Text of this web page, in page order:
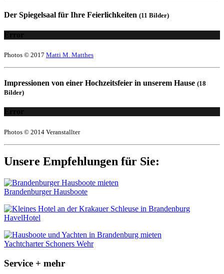
Der Spiegelsaal für Ihre Feierlichkeiten (11 Bilder)
Error
Photos © 2017 Matti M. Matthes
Impressionen von einer Hochzeitsfeier in unserem Hause (18
Bilder)
Error
Photos © 2014 Veranstallter
Unsere Empfehlungen für Sie:
Brandenburger Hausboote
HavelHotel
Yachtcharter Schoners Wehr
Service + mehr